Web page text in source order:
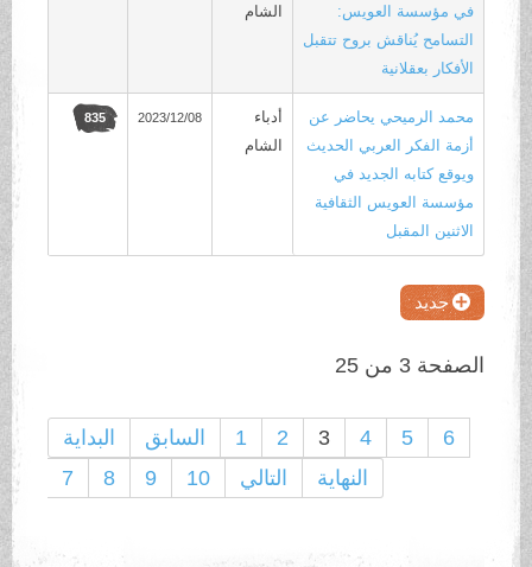
في مؤسسة العويس:
التسامح يُناقش بروح تتقبل
الأفكار بعقلانية
الشام
محمد الرميحي يحاضر عن
أزمة الفكر العربي الحديث
ويوقع كتابه الجديد في
مؤسسة العويس الثقافية
الاثنين المقبل
أدباء
الشام
2023/12/08
835
جديد
الصفحة 3 من 25
البداية السابق
التالي النهاية